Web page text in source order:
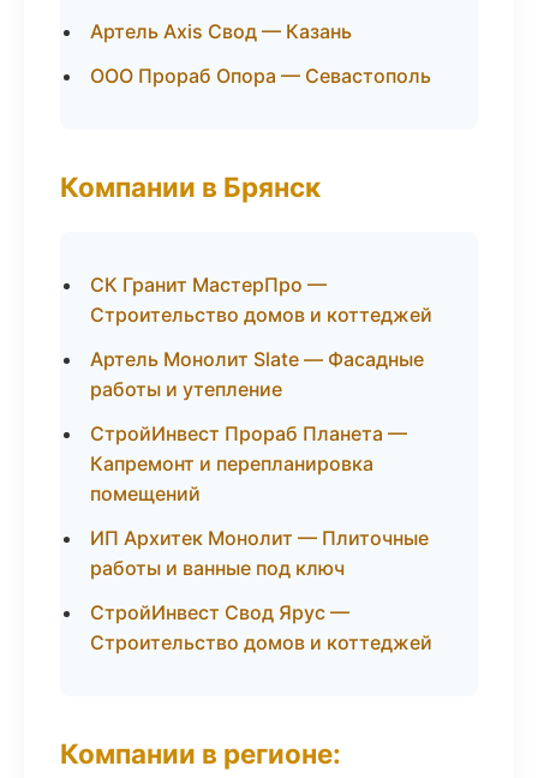
Артель Axis Свод — Казань
ООО Прораб Опора — Севастополь
Компании в Брянск
СК Гранит МастерПро —
Строительство домов и коттеджей
Артель Монолит Slate — Фасадные
работы и утепление
СтройИнвест Прораб Планета —
Капремонт и перепланировка
помещений
ИП Архитек Монолит — Плиточные
работы и ванные под ключ
СтройИнвест Свод Ярус —
Строительство домов и коттеджей
Компании в регионе: